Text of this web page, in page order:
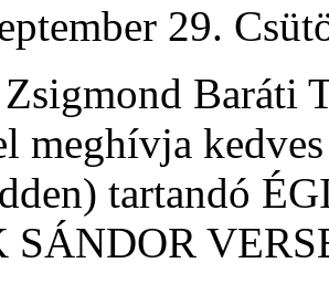
29.
Baráti
meghívja
tartandó